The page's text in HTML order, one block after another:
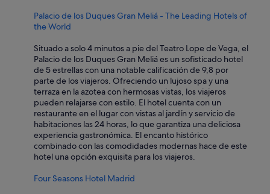
Palacio de los Duques Gran Meliá - The Leading Hotels of
the World
Situado a solo 4 minutos a pie del Teatro Lope de Vega, el
Palacio de los Duques Gran Meliá es un sofisticado hotel
de 5 estrellas con una notable calificación de 9,8 por
parte de los viajeros. Ofreciendo un lujoso spa y una
terraza en la azotea con hermosas vistas, los viajeros
pueden relajarse con estilo. El hotel cuenta con un
restaurante en el lugar con vistas al jardín y servicio de
habitaciones las 24 horas, lo que garantiza una deliciosa
experiencia gastronómica. El encanto histórico
combinado con las comodidades modernas hace de este
hotel una opción exquisita para los viajeros.
Four Seasons Hotel Madrid